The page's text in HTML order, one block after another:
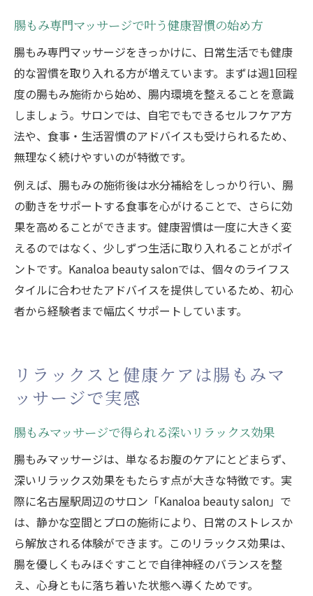
腸もみ専門マッサージで叶う健康習慣の始め方
腸もみ専門マッサージをきっかけに、日常生活でも健康
的な習慣を取り入れる方が増えています。まずは週1回程
度の腸もみ施術から始め、腸内環境を整えることを意識
しましょう。サロンでは、自宅でもできるセルフケア方
法や、食事・生活習慣のアドバイスも受けられるため、
無理なく続けやすいのが特徴です。
例えば、腸もみの施術後は水分補給をしっかり行い、腸
の動きをサポートする食事を心がけることで、さらに効
果を高めることができます。健康習慣は一度に大きく変
えるのではなく、少しずつ生活に取り入れることがポイ
ントです。Kanaloa beauty salonでは、個々のライフス
タイルに合わせたアドバイスを提供しているため、初心
者から経験者まで幅広くサポートしています。
リラックスと健康ケアは腸もみマ
ッサージで実感
腸もみマッサージで得られる深いリラックス効果
腸もみマッサージは、単なるお腹のケアにとどまらず、
深いリラックス効果をもたらす点が大きな特徴です。実
際に名古屋駅周辺のサロン「Kanaloa beauty salon」で
は、静かな空間とプロの施術により、日常のストレスか
ら解放される体験ができます。このリラックス効果は、
腸を優しくもみほぐすことで自律神経のバランスを整
え、心身ともに落ち着いた状態へ導くためです。